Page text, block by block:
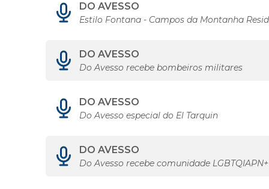
DO AVESSO
Estilo Fontana - Campos da Montanha
DO AVESSO
Do Avesso recebe bombeiros militares
DO AVESSO
Do Avesso especial do El Tarquin
DO AVESSO
Do Avesso recebe comunidade LGBTQIAPN+